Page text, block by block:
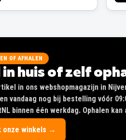
OF AFHALEN
in huis of zelf
in ons webshopmagazijn in
vandaag nog bij bestelling vóór
binnen één werkdag. Ophalen
onze winkels →